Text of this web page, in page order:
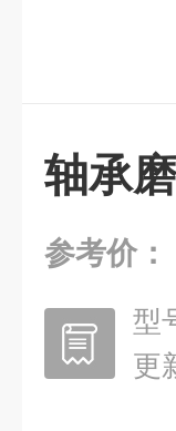
轴承
参考价：
型
更